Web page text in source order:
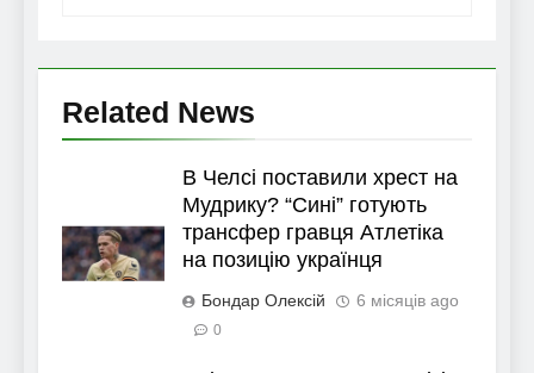
Related News
В Челсі поставили хрест на
Мудрику? “Сині” готують
трансфер гравця Атлетіка
на позицію українця
Бондар Олексій 6 місяців ago
0